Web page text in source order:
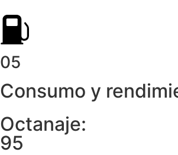
05
Consumo y
Octanaje:
95